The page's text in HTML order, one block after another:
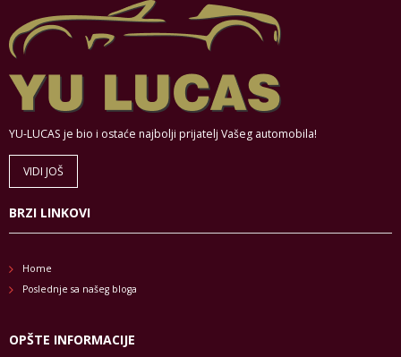
YU-LUCAS je bio i ostaće najbolji prijatelj Vašeg automobila!
VIDI JOŠ
BRZI LINKOVI
Home
Poslednje sa našeg bloga
OPŠTE INFORMACIJE